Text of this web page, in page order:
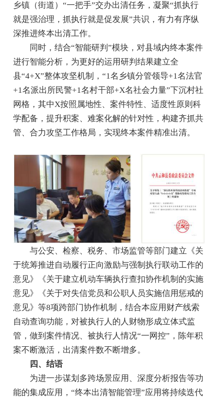
乡镇（街道）“一把手”交办出清任务，凝聚“抓执行
就是强治理，抓执行就是促发展”共识，有力有序纵
深推进终本出清工作。
同时，结合“智能研判”模块，对县域内终本案件
进行智能分析，为更好的运用研判结果建立全
县“4+X”整体攻坚机制，“1名乡镇分管领导+1名法官
+1名派出所民警+1名村干部+X名社会力量”下沉村社
网格，其中X按照属地性、案件特性、适度性原则科
学配备，提升积案、难案化解的针对性，构建齐抓共
管、合力攻坚工作格局，实现终本案件精准出清。
与公安、检察、税务、市场监管等部门建立《关
于统筹推进自动履行正向激励与强制执行联动工作的
意见》《关于建立机动车辆执行查扣协作机制的实施
意见》《关于对失信党员和公职人员实施信用惩戒的
意见》等8项跨部门协作机制，结合本应用财产线索
自动查询功能，对被执行人的人财物形成立体式监
管，做到案件情况、被执行人情况“一网控”，陈年积
案不断激活，出清案件数不断增多。
四、结语
为进一步谋划多跨场景应用、深度分析报告等功
能的集成应用，“终本出清智能管理”应用将持续迭代